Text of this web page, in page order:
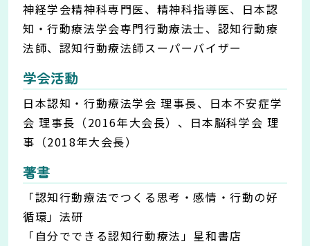
神経学会精神科専門医、精神科指導医、日本認
知・行動療法学会専門行動療法士、認知行動療
法師、認知行動療法師スーパーバイザー
学会活動
日本認知・行動療法学会 理事長、日本不安症学
会 理事長（2016年大会長）、日本脳科学会 理
事（2018年大会長）
著書
「認知行動療法でつくる思考・感情・行動の好
循環」法研
「自分でできる認知行動療法」星和書店